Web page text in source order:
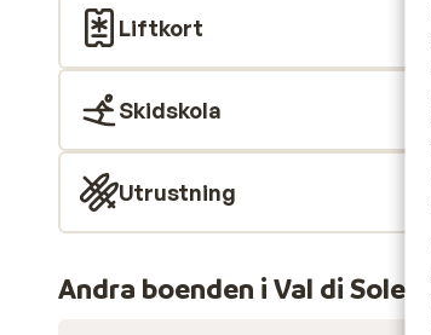
Liftkort
Skidskola
Utrustning
Andra boenden i Val di Sole